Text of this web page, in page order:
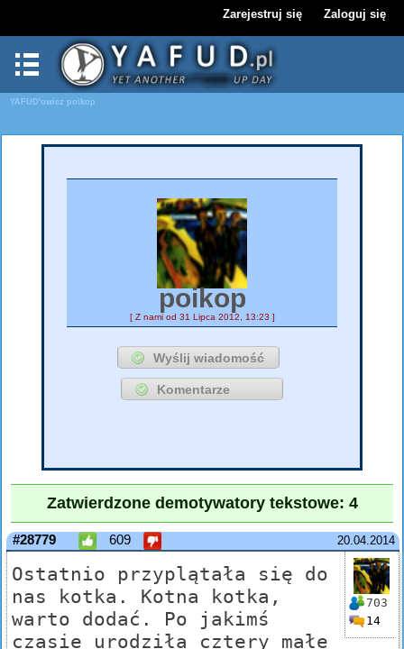
Zarejestruj się Zaloguj się
YAFUD'owicz poikop
poikop
[ Z nami od 31 Lipca 2012, 13:23 ]
Zatwierdzone demotywatory tekstowe: 4
20.04.2014
#28779 609
703
14
Ostatnio przyplątała się do
nas kotka. Kotna kotka,
warto dodać. Po jakimś
czasie urodziła cztery małe